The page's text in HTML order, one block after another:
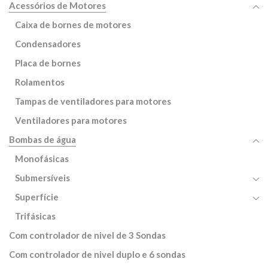
Acessórios de Motores
Caixa de bornes de motores
Condensadores
Placa de bornes
Rolamentos
Tampas de ventiladores para motores
Ventiladores para motores
Bombas de água
Monofásicas
Submersíveis
Superfície
Trifásicas
Com controlador de nivel de 3 Sondas
Com controlador de nivel duplo e 6 sondas